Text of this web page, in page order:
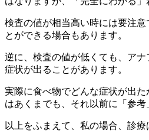
検査の値が相当高い時には要注意
とができる場合もあります。
逆に、検査の値が低くても、ア
症状が出ることがあります。
実際に食べ物でどんな症状が出
はあくまでも、それ以前に「参考
以上をふまえて、私の場合、診療